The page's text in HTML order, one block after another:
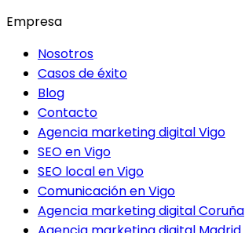
Empresa
Nosotros
Casos de éxito
Blog
Contacto
Agencia marketing digital Vigo
SEO en Vigo
SEO local en Vigo
Comunicación en Vigo
Agencia marketing digital Coruña